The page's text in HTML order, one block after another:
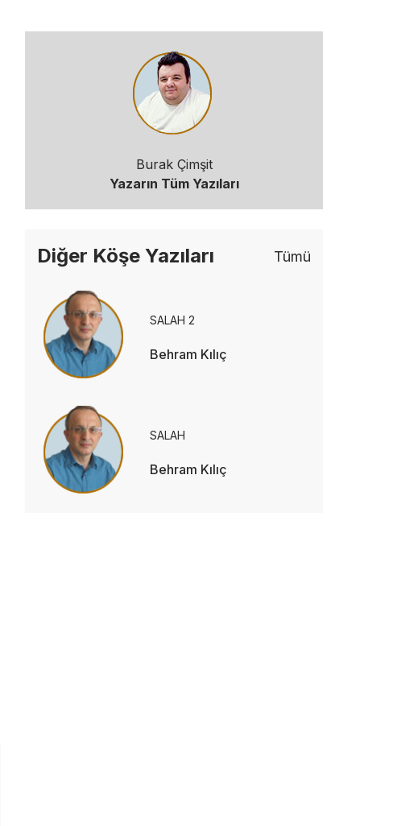
Burak Çimşit
Yazarın Tüm Yazıları
Diğer Köşe Yazıları Tümü
SALAH 2
Behram Kılıç
SALAH
Behram Kılıç